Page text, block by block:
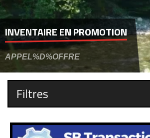
INVENTAIRE EN PROMOTION
APPEL%D%OFFRE
Filtres